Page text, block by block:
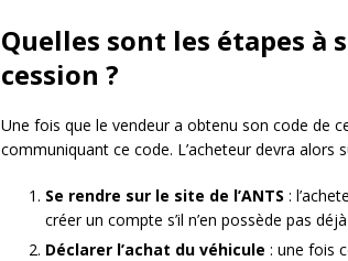
Quelles sont les étapes
cession ?
Une fois que le vendeur a obtenu son code de
communiquant ce code. L’acheteur devra alors
Se rendre sur le site de l’ANTS :
créer un compte s’il n’en possède pas
Déclarer l’achat du véhicule : une fois